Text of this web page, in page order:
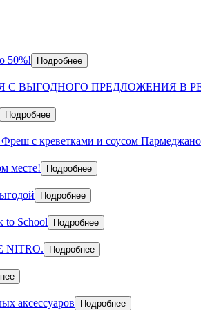
50%! Подробнее
С ВЫГОДНОГО ПРЕДЛОЖЕНИЯ В
Подробнее
с креветками и соусом Пармеджано
месте! Подробнее
Подробнее
to School Подробнее
NITRO. Подробнее
аксессуаров Подробнее